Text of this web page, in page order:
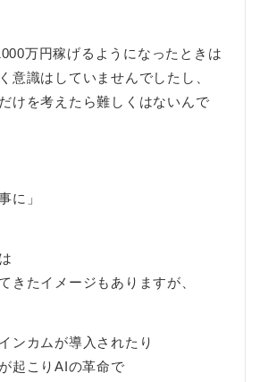
万円稼げるようになったときは
意識はしていませんでしたし、
けを考えたら難しくはないんで
に」
きたイメージもありますが、
ンカムが導入されたり
起こりAIの革命で